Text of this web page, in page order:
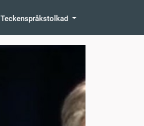
Teckenspråkstolkad